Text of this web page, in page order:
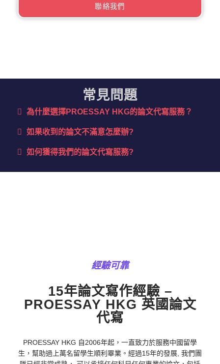
聯絡我們
常見問題
為什麼選擇PROESSAY HKG的論文代寫服務？​
如果收到的論文不滿意怎麼辦?
如何獲得我們的論文代寫服務?
經驗可靠
15年論文寫作經驗 –
PROESSAY HKG 英國論文
代寫
PROESSAY HKG 自2006年起，一直致力於服務中國留學
生，幫助過上萬名留學生順利畢業。經過15年的發展, 我們團